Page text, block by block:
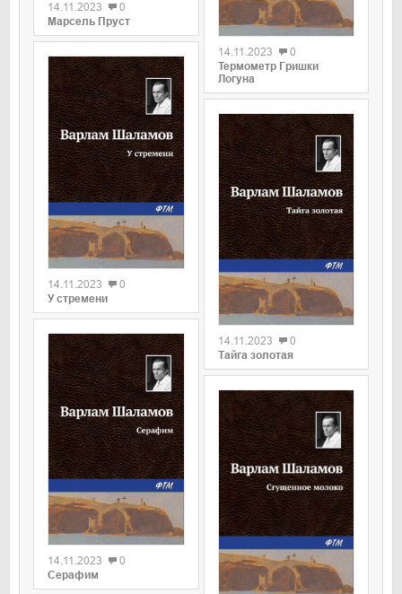
14.11.2023
0
Марсель Пруст
0
14.11.2023
0
У стремени
0
14.11.2023
0
Серафим
0
14.11.2023
0
Термометр Гришки
Логуна
0
14.11.2023
0
Тайга золотая
0